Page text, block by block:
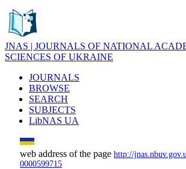
JNAS | JOURNALS OF NATIONAL
SCIENCES OF UKRAINE
JOURNALS
BROWSE
SEARCH
SUBJECTS
LibNAS UA
web address of the page http://
0000599715